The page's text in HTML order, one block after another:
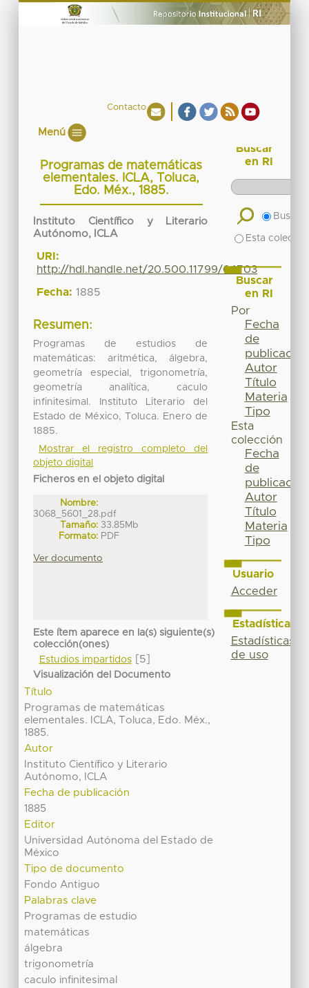
Contacto
Menú
Programas de matemáticas
elementales. ICLA, Toluca,
Edo. Méx., 1885.
Instituto Científico y Literario
Autónomo, ICLA
URI:
http://hdl.handle.net/20.500.11799/64703
Fecha: 1885
Resumen:
Programas de estudios de
matemáticas: aritmética, álgebra,
geometría especial, trigonometría,
geometría analítica, caculo
infinitesimal. Instituto Literario del
Estado de México, Toluca. Enero de
1885.
Mostrar el registro completo del
objeto digital
Ficheros en el objeto digital
Nombre:
3068_5601_28.pdf
Tamaño: 33.85Mb
Formato: PDF
Ver documento
Este ítem aparece en la(s) siguiente(s)
colección(ones)
Estudios impartidos[5]
Visualización del Documento
Título
Programas de matemáticas
elementales. ICLA, Toluca, Edo. Méx.,
1885.
Autor
Instituto Científico y Literario
Autónomo, ICLA
Fecha de publicación
1885
Editor
Universidad Autónoma del Estado de
México
Tipo de documento
Fondo Antiguo
Palabras clave
Programas de estudio
matemáticas
álgebra
trigonometría
caculo infinitesimal
Buscar
en RI
Buscar
Esta
Buscar
en RI
Por
Fecha
de
publicación
Autor
Título
Materia
Tipo
Esta
colección
Fecha
de
publicación
Autor
Título
Materia
Tipo
Usuario
Acceder
Estadísticas
Estadísticas
de uso